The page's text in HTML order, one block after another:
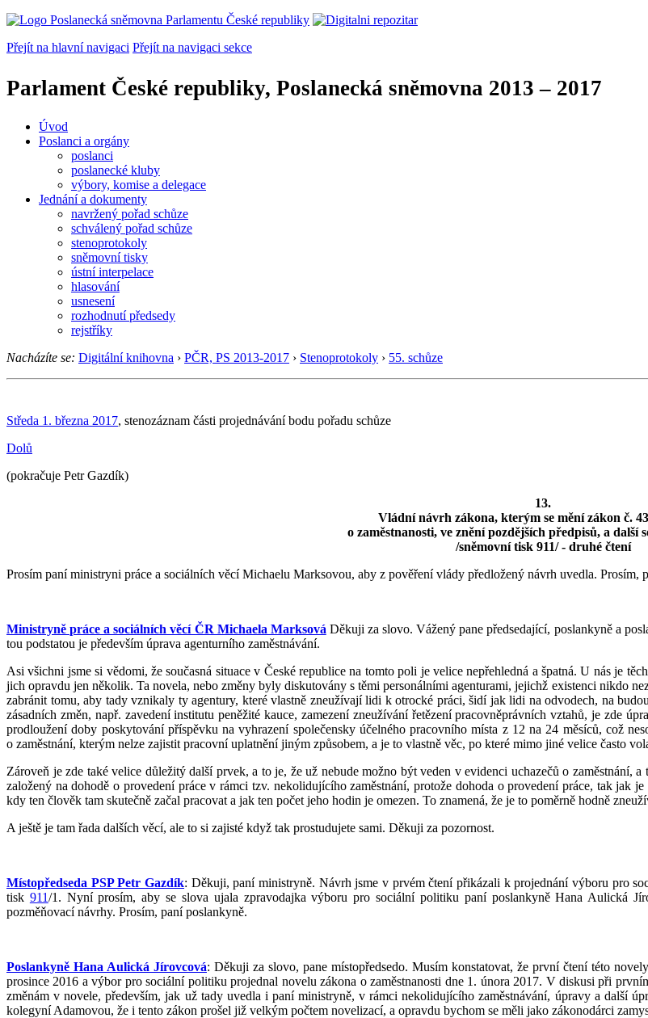
Přejít na hlavní navigaci Přejít na navigaci sekce
Parlament České republiky, Poslanecká sněmovna 2013 – 2017
Úvod
Poslanci a orgány
poslanci
poslanecké kluby
výbory, komise a delegace
Jednání a dokumenty
navržený pořad schůze
schválený pořad schůze
stenoprotokoly
sněmovní tisky
ústní interpelace
hlasování
usnesení
rozhodnutí předsedy
rejstříky
Nacházíte se: Digitální knihovna › PČR, PS 2013-2017 › Stenoprotokoly › 55. schůze
Středa 1. března 2017, stenozáznam části projednávání bodu pořadu schůze
Dolů
(pokračuje Petr Gazdík)
13.
Vládní návrh zákona, kterým se mění zákon č.
o zaměstnanosti, ve znění pozdějších předpisů, a další
/sněmovní tisk 911/ - druhé čtení
Prosím paní ministryni práce a sociálních věcí Michaelu Marksovou, aby z pověření vlády předložený návrh uvedla. Prosím,
Ministryně práce a sociálních věcí ČR Michaela Marksová Děkuji za slovo. Vážený pane předsedající, poslankyně a
tou podstatou je především úprava agenturního zaměstnávání.
Asi všichni jsme si vědomi, že současná situace v České republice na tomto poli je velice nepřehledná a špatná. U nás je
jich opravdu jen několik. Ta novela, nebo změny byly diskutovány s těmi personálními agenturami, jejichž existenci nikdo
zabránit tomu, aby tady vznikaly ty agentury, které vlastně zneužívají lidi k otrocké práci, šidí jak lidi na odvodech, na
zásadních změn, např. zavedení institutu peněžité kauce, zamezení zneužívání řetězení pracovněprávních vztahů, je zde
prodloužení doby poskytování příspěvku na vyhrazení společensky účelného pracovního místa z 12 na 24 měsíců, což
o zaměstnání, kterým nelze zajistit pracovní uplatnění jiným způsobem, a je to vlastně věc, po které mimo jiné velice často
Zároveň je zde také velice důležitý další prvek, a to je, že už nebude možno být veden v evidenci uchazečů o zaměstnání,
založený na dohodě o provedení práce v rámci tzv. nekolidujícího zaměstnání, protože dohoda o provedení práce, tak jak
kdy ten člověk tam skutečně začal pracovat a jak ten počet jeho hodin je omezen. To znamená, že je to poměrně hodně
A ještě je tam řada dalších věcí, ale to si zajisté když tak prostudujete sami. Děkuji za pozornost.
Místopředseda PSP Petr Gazdík: Děkuji, paní ministryně. Návrh jsme v prvém čtení přikázali k projednání výboru pro
tisk 911/1. Nyní prosím, aby se slova ujala zpravodajka výboru pro sociální politiku paní poslankyně Hana Aulická
pozměňovací návrhy. Prosím, paní poslankyně.
Poslankyně Hana Aulická Jírovcová: Děkuji za slovo, pane místopředsedo. Musím konstatovat, že první čtení této
prosince 2016 a výbor pro sociální politiku projednal novelu zákona o zaměstnanosti dne 1. února 2017. V diskusi při
změnám v novele, především, jak už tady uvedla i paní ministryně, v rámci nekolidujícího zaměstnávání, úpravy a další
kolegyní Adamovou, že i tento zákon prošel již velkým počtem novelizací, a opravdu bychom se měli jako zákonodárci